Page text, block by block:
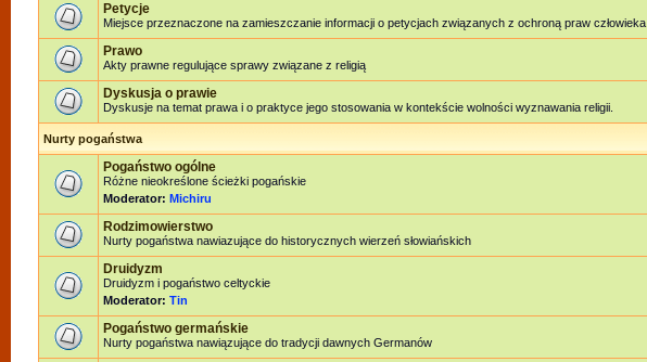
Petycje
Miejsce przeznaczone na zamieszczanie informacji o petycjach związanych z ochroną praw człowieka.
Prawo
Akty prawne regulujące sprawy związane z religią
Dyskusja o prawie
Dyskusje na temat prawa i o praktyce jego stosowania w kontekście wolności wyznawania religii.
Nurty pogaństwa
Pogaństwo ogólne
Różne nieokreślone ścieżki pogańskie
Moderator: Michiru
Rodzimowierstwo
Nurty pogaństwa nawiazujące do historycznych wierzeń słowiańskich
Druidyzm
Druidyzm i pogaństwo celtyckie
Moderator: Tin
Pogaństwo germańskie
Nurty pogaństwa nawiązujące do tradycji dawnych Germanów